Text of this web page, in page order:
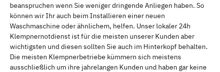
beanspruchen wenn Sie weniger dringende Anliegen haben. So
können wir Ihr auch beim Installieren einer neuen
Waschmaschine oder ähnlichem, helfen. Unser lokaler 24h
Klempnernotdienst ist für die meisten unserer Kunden aber
wichtigsten und diesen sollten Sie auch im Hinterkopf behalten.
Die meisten Klempnerbetriebe kümmern sich meistens
ausschließlich um ihre jahrelangen Kunden und haben gar keine